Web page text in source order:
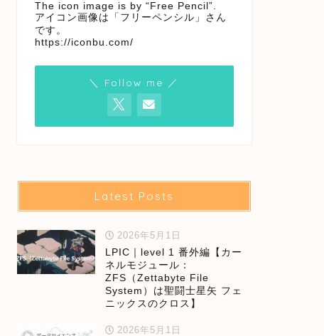
The icon image is by “Free Pencil”.
アイコン画像は「フリーペンシル」さん
です。
https://iconbu.com/
＼ Follow me ／
Latest Posts
2026年5月1日
LPIC｜level 1 番外編【カー
ネルモジュール：
ZFS（Zettabyte File
System）は聖闘士星矢 フェ
ニックスのクロス】
2026年5月1日